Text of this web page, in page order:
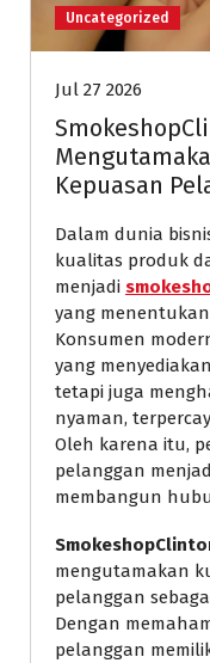
Uncategorized
Jul 27 2026
Kepuasan
Dalam dunia
kualitas produk
menjadi
yang
Konsumen
yang
tetapi juga
nyaman,
Oleh karena itu,
pelanggan
membangun
mengutamakan
pelanggan
Dengan
pelanggan